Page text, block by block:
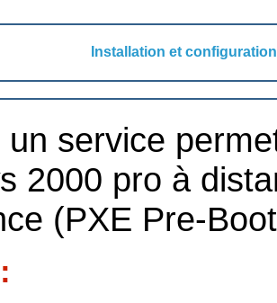
Installation et
un service
2000 pro à
(PXE Pre-